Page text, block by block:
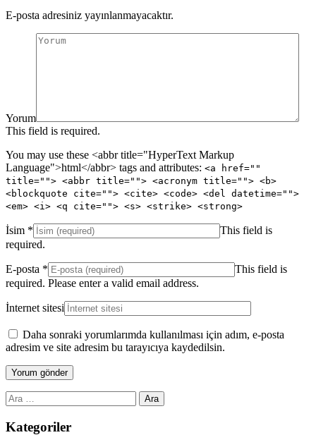
E-posta adresiniz yayınlanmayacaktır.
Yorum
This field is required.
You may use these <abbr title="HyperText Markup
Language">html</abbr> tags and attributes: <a href=""
title=""> <abbr title=""> <acronym title=""> <b>
<blockquote cite=""> <cite> <code> <del datetime="">
<em> <i> <q cite=""> <s> <strike> <strong>
İsim *
This field is
required.
E-posta *
This field is
required. Please enter a valid email address.
İnternet sitesi
Daha sonraki yorumlarımda kullanılması için adım, e-posta
adresim ve site adresim bu tarayıcıya kaydedilsin.
Arama:
Kategoriler